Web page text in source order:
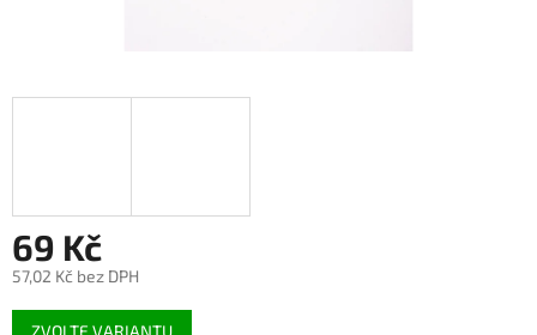
69 Kč
57,02 Kč bez DPH
Měrná